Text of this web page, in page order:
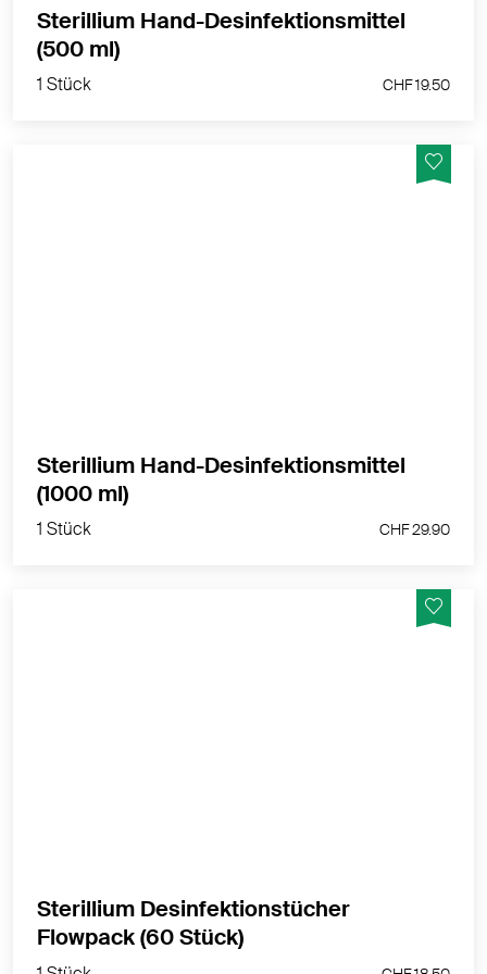
1 Stück
Sterillium Hand-Desinfektionsmittel
(500 ml)
1 Stück CHF 19.50
1 Stück
Sterillium Hand-Desinfektionsmittel
(1000 ml)
1 Stück CHF 29.90
1 Stück
Sterillium Desinfektionstücher
Flowpack (60 Stück)